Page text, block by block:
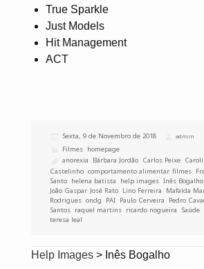
True Sparkle
Just Models
Hit Management
ACT
Publicado
Sexta, 9 de Novembro de 2018 Autor
admin
Categorias
Filmes homepage
Etiquetas
anorexia Bárbara Jordão Carlos Peixe
Castelinho ,comportamento alimentar,filmes
Santo helena batista help images ,Inês Bogalho
João Gaspar, José Rato Lino Ferreira Mafalda
Rodrigues ,ondg PAI Paulo Cerveira Pedro
Santos raquel martins ricardo nogueira Saúde
teresa leal
Help Images> Inês Bogalho